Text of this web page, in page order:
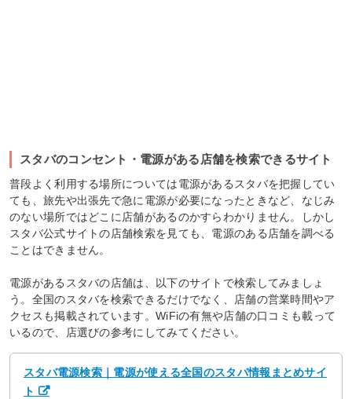
スタバのコンセント・電源がある店舗を検索できるサイト
普段よく利用する場所については電源があるスタバを把握してい
ても、旅先や出張先で急に電源が必要になったときなど、なじみ
のない場所ではどこに店舗があるのかすらわかりません。しかし
スタバ公式サイトの店舗検索を見ても、電源のある店舗を調べる
ことはできません。
電源があるスタバの店舗は、以下のサイトで検索してみましょ
う。全国のスタバを検索できるだけでなく、店舗の営業時間やア
クセスも掲載されています。WiFiの有無や店舗の口コミも載って
いるので、店選びの参考にしてみてください。
スタバ電源検索｜電源が使える全国のスタバ情報まとめサイ
ト